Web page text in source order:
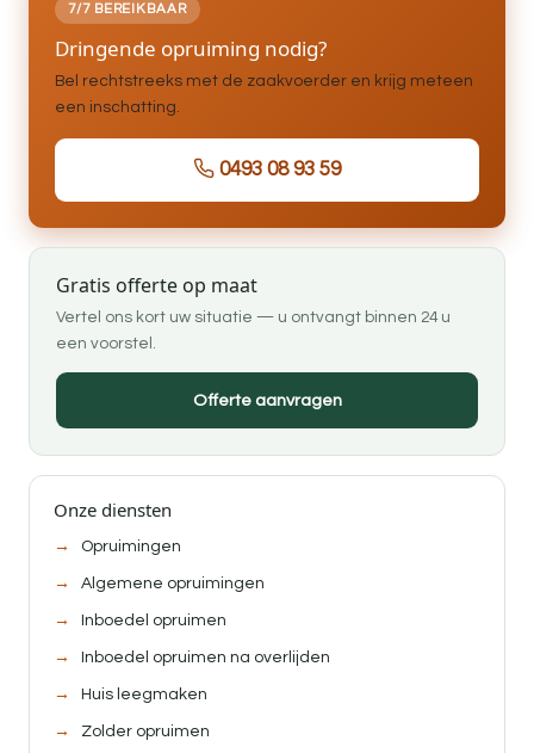
7/7 BEREIKBAAR
Dringende opruiming nodig?
Bel rechtstreeks met de zaakvoerder en krijg meteen
een inschatting.
0493 08 93 59
Gratis offerte op maat
Vertel ons kort uw situatie — u ontvangt binnen 24 u
een voorstel.
Offerte aanvragen
Onze diensten
Opruimingen
Algemene opruimingen
Inboedel opruimen
Inboedel opruimen na overlijden
Huis leegmaken
Zolder opruimen